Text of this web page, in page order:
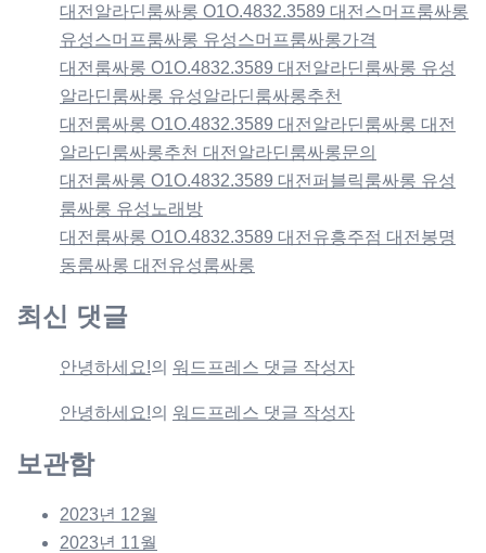
대전알라딘룸싸롱 O1O.4832.3589 대전스머프룸싸롱
유성스머프룸싸롱 유성스머프룸싸롱가격
대전룸싸롱 O1O.4832.3589 대전알라딘룸싸롱 유성
알라딘룸싸롱 유성알라딘룸싸롱추천
대전룸싸롱 O1O.4832.3589 대전알라딘룸싸롱 대전
알라딘룸싸롱추천 대전알라딘룸싸롱문의
대전룸싸롱 O1O.4832.3589 대전퍼블릭룸싸롱 유성
룸싸롱 유성노래방
대전룸싸롱 O1O.4832.3589 대전유흥주점 대전봉명
동룸싸롱 대전유성룸싸롱
최신 댓글
안녕하세요!의 워드프레스 댓글 작성자
안녕하세요!의 워드프레스 댓글 작성자
보관함
2023년 12월
2023년 11월